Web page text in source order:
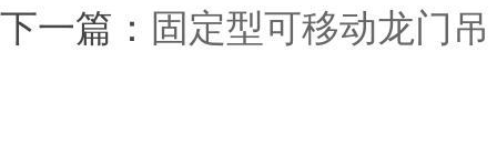
下一篇： 固定型可移动龙门吊